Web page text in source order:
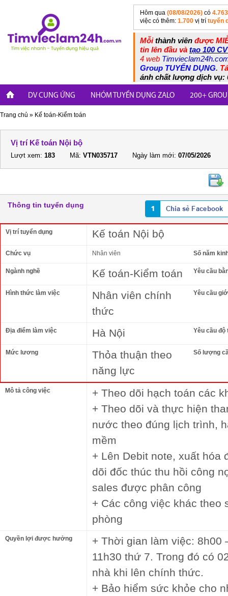
Hôm qua (08/08/2026) có 4.763
việc có thêm: 1.700 vị trí tuyển
Mỗithành viên được
tin lên đầu và tạo 100
4 web
Group TUYỂN DỤNG.
ánh chất lượng dịch vụ:
DV CUNG ỨNG NHÓM TUYỂN DỤNG ZALO 200+
Trang chủ » Kế toán-Kiểm toán
Vị trí Kế toán Nội bộ
Lượt xem: 183 Mã: VTN035717 Ngày làm mới: 07/05/2026
Thông tin tuyển dụng
Vị trí tuyển dụng Kế toán Nội bộ
Chức vụ Nhân viên Số năm
Ngành nghề Kế toán-Kiểm toán Yêu cầu
Hình thức làm việc
Nhân viên chính
thức
Yêu cầu
Địa điểm làm việc Hà Nội Yêu cầu độ
Mức lương
Thỏa thuận theo
năng lực
Số lượng
Mô tả công việc
+ Theo dõi hạch toán các
+ Theo dõi và thực hiện
nước theo đúng lịch trình,
mềm
+ Lên Debit note, xuất hóa
dõi đốc thúc thu hồi công
sales được phân công
+ Các công việc khác
phòng
Quyền lợi được hưởng
+ Thời gian làm việc: 8h00
11h30 thứ 7. Trong đó có
nhà khi lên chính thức.
+ Bảo hiểm sức khỏe cho